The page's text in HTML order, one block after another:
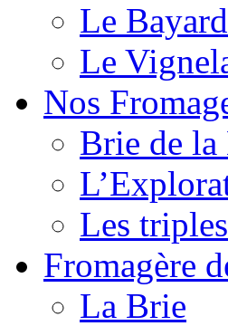
Le
Le
Nos
Brie de
Les
Fromagère
La Brie